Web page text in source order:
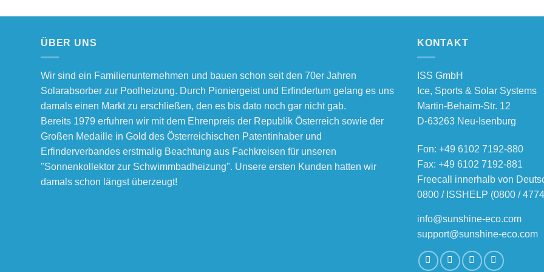
ÜBER UNS
Wir sind ein Familienunternehmen und bauen schon seit den 70er Jahren
Solarabsorber zur Poolheizung. Durch Pioniergeist und Erfindertum gelang es uns
damals einen Markt zu erschließen, den es bis dato noch gar nicht gab.
Bereits 1979 erfuhren wir mit dem Ehrenpreis der Republik Österreich sowie der
Großen Medaille in Gold des Österreichischen Patentinhaber und
Erfinderverbandes erstmalig Beachtung aus Fachkreisen für unseren
"Sonnenkollektor zur Schwimmbadheizung". Unsere ersten Kunden hatten wir
damals schon längst überzeugt!
KONTAKT
ISS GmbH
Ice, Sports & Solar Systems
Martin-Behaim-Str. 12
D-63263 Neu-Isenburg
Fon: +49 6102 7192-880
Fax: +49 6102 7192-881
Freecall innerhalb von
0800 / ISSHELP (0800 /
info@sunshine-eco.com
support@sunshine-eco.com